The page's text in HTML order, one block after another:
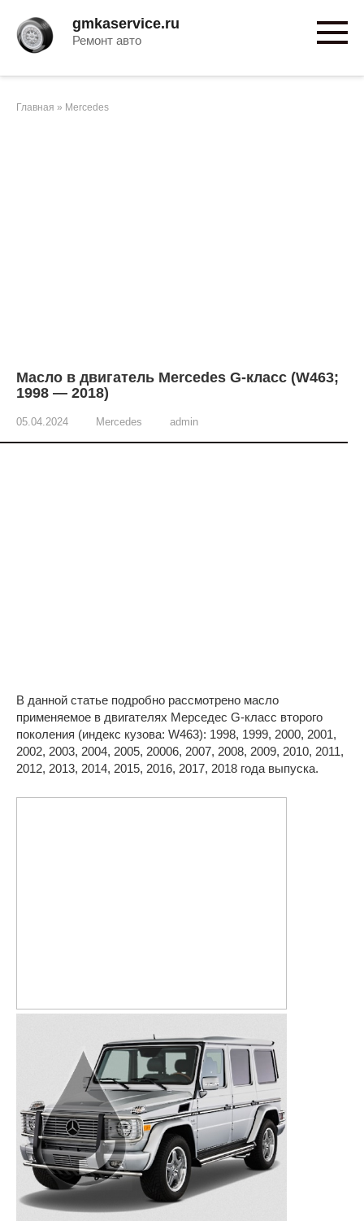
контенту
gmkaservice.ru
Ремонт авто
Главная » Mercedes
Масло в двигатель Mercedes G-класс (W463;
1998 — 2018)
05.04.2024 Mercedes admin
В данной статье подробно рассмотрено масло
применяемое в двигателях Мерседес G-класс второго
поколения (индекс кузова: W463): 1998, 1999, 2000, 2001,
2002, 2003, 2004, 2005, 20006, 2007, 2008, 2009, 2010, 2011,
2012, 2013, 2014, 2015, 2016, 2017, 2018 года выпуска.